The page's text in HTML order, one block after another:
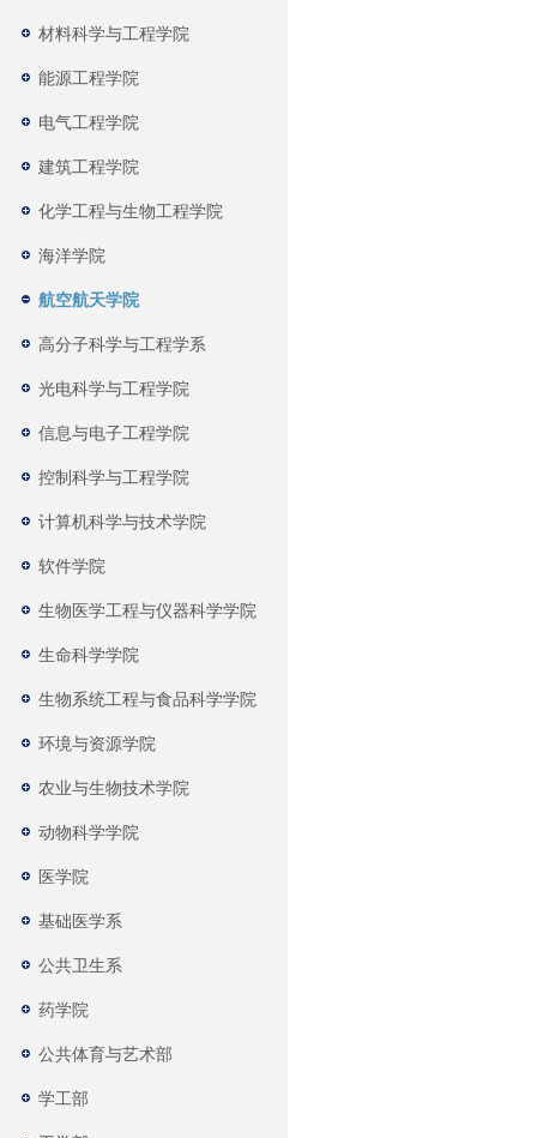
材料科学与工程学院
能源工程学院
电气工程学院
建筑工程学院
化学工程与生物工程学院
海洋学院
航空航天学院
高分子科学与工程学系
光电科学与工程学院
信息与电子工程学院
控制科学与工程学院
计算机科学与技术学院
软件学院
生物医学工程与仪器科学学院
生命科学学院
生物系统工程与食品科学学院
环境与资源学院
农业与生物技术学院
动物科学学院
医学院
基础医学系
公共卫生系
药学院
公共体育与艺术部
学工部